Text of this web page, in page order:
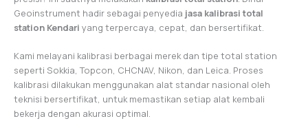
Geoinstrument hadir sebagai penyedia jasa kalibrasi total
station Kendari yang terpercaya, cepat, dan bersertifikat.
Kami melayani kalibrasi berbagai merek dan tipe total station
seperti Sokkia, Topcon, CHCNAV, Nikon, dan Leica. Proses
kalibrasi dilakukan menggunakan alat standar nasional oleh
teknisi bersertifikat, untuk memastikan setiap alat kembali
bekerja dengan akurasi optimal.